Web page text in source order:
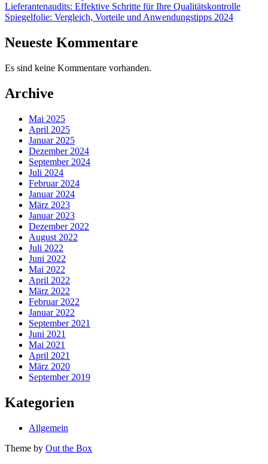
Lieferantenaudits: Effektive Schritte für Ihre Qualitätskontrolle
Spiegelfolie: Vergleich, Vorteile und Anwendungstipps 2024
Neueste Kommentare
Es sind keine Kommentare vorhanden.
Archive
Mai 2025
April 2025
Januar 2025
Dezember 2024
September 2024
Juli 2024
Februar 2024
Januar 2024
März 2023
Januar 2023
Dezember 2022
August 2022
Juli 2022
Juni 2022
Mai 2022
April 2022
März 2022
Februar 2022
Januar 2022
September 2021
Juni 2021
Mai 2021
April 2021
März 2020
September 2019
Kategorien
Allgemein
Theme by Out the Box